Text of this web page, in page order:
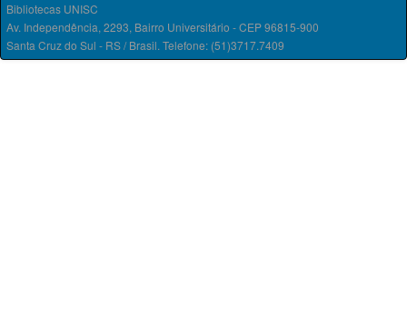
Bibliotecas UNISC
Av. Independência, 2293, Bairro Universitário - CEP 96815-900
Santa Cruz do Sul - RS / Brasil. Telefone: (51)3717.7409